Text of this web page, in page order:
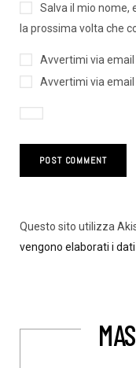
Salva il mio nome,
la prossima volta che
Avvertimi via
Avvertimi via email
Questo sito utilizza
vengono elaborati i